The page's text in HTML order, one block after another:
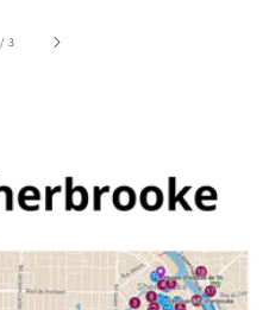
/sur
3